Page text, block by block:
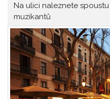
Na ulici naleznete
muzikantů